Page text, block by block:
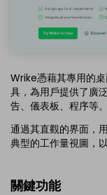
Wrike憑藉其專用的
具，為用戶提供了廣
告、儀表板、程序等。
通過其直觀的界面，
典型的工作量視圖，
關鍵功能